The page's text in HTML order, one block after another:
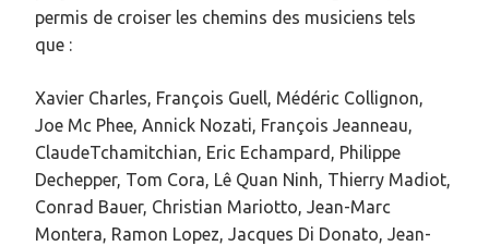
permis de croiser les chemins des musiciens tels
que :
Xavier Charles, François Guell, Médéric Collignon,
Joe Mc Phee, Annick Nozati, François Jeanneau,
ClaudeTchamitchian, Eric Echampard, Philippe
Dechepper, Tom Cora, Lê Quan Ninh, Thierry Madiot,
Conrad Bauer, Christian Mariotto, Jean-Marc
Montera, Ramon Lopez, Jacques Di Donato, Jean-